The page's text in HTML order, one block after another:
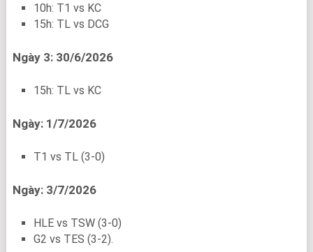
10h: T1 vs KC
15h: TL vs DCG
Ngày 3: 30/6/2026
15h: TL vs KC
Ngày: 1/7/2026
T1 vs TL (3-0)
Ngày: 3/7/2026
HLE vs TSW (3-0)
G2 vs TES (3-2).